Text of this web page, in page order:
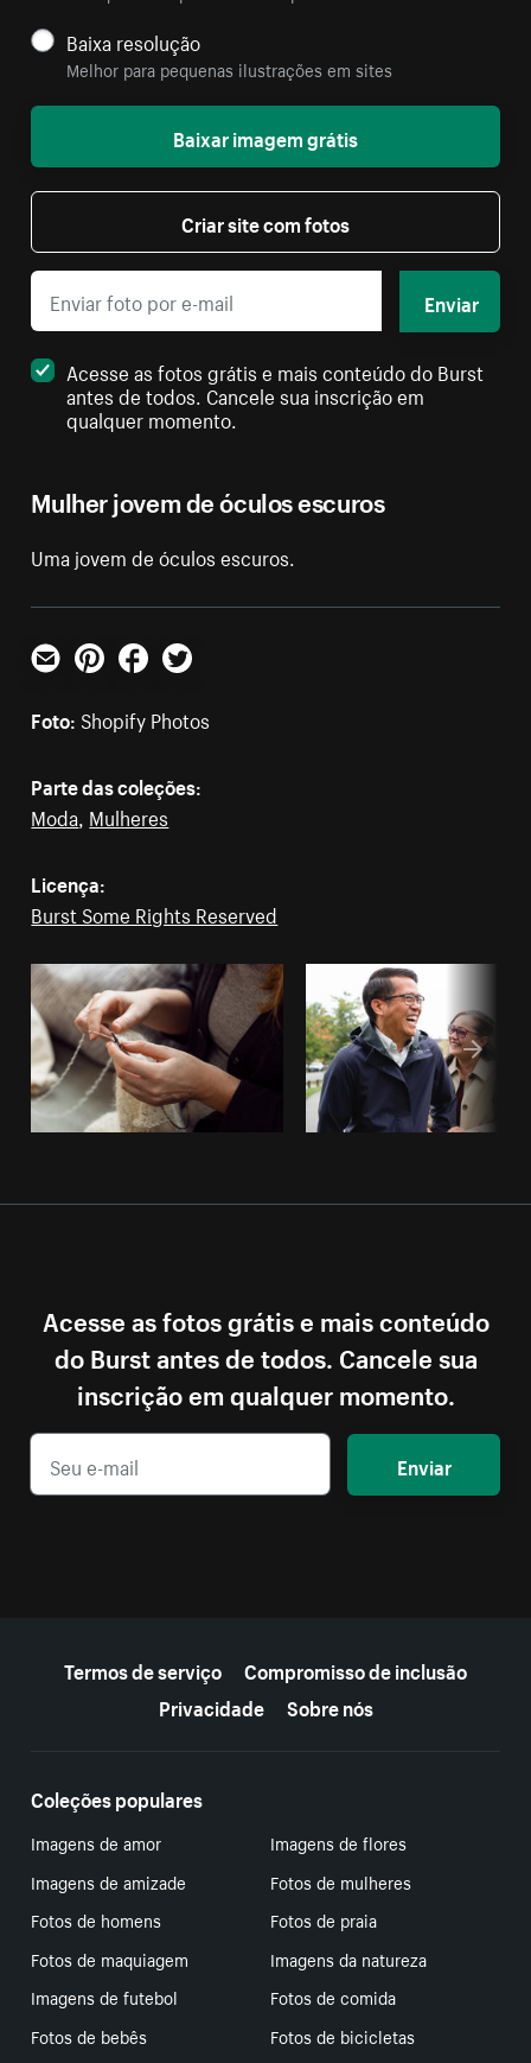
Mulher jovem de óculos escuros
Uma jovem de óculos escuros.
Baixa resolução
Melhor para pequenas ilustrações em sites
Baixar imagem grátis
Criar site com fotos
Enviar
Acesse as fotos grátis e mais conteúdo do Burst
antes de todos. Cancele sua inscrição em
qualquer momento.
E-mailPinterestFacebookTwitter
Foto: Shopify Photos
Parte das coleções:
Moda, Mulheres
Licença:
Burst Some Rights Reserved
Acesse as fotos grátis e mais conteúdo
do Burst antes de todos. Cancele sua
inscrição em qualquer momento.
Enviar
Termos de serviço
Compromisso de inclusão
Privacidade
Sobre nós
Coleções populares
Imagens de amor
Imagens de flores
Imagens de amizade
Fotos de mulheres
Fotos de homens
Fotos de praia
Fotos de maquiagem
Imagens da natureza
Imagens de futebol
Fotos de comida
Fotos de bebês
Fotos de bicicletas